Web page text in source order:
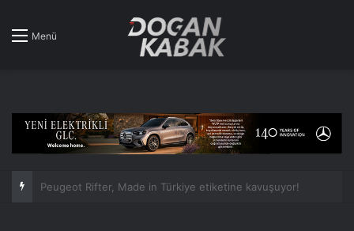
Menü
Peugeot Rifter, Made in Türkiye etiketine kavuşuyor!